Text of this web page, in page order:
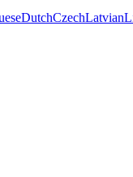
DutchCzechLatvian